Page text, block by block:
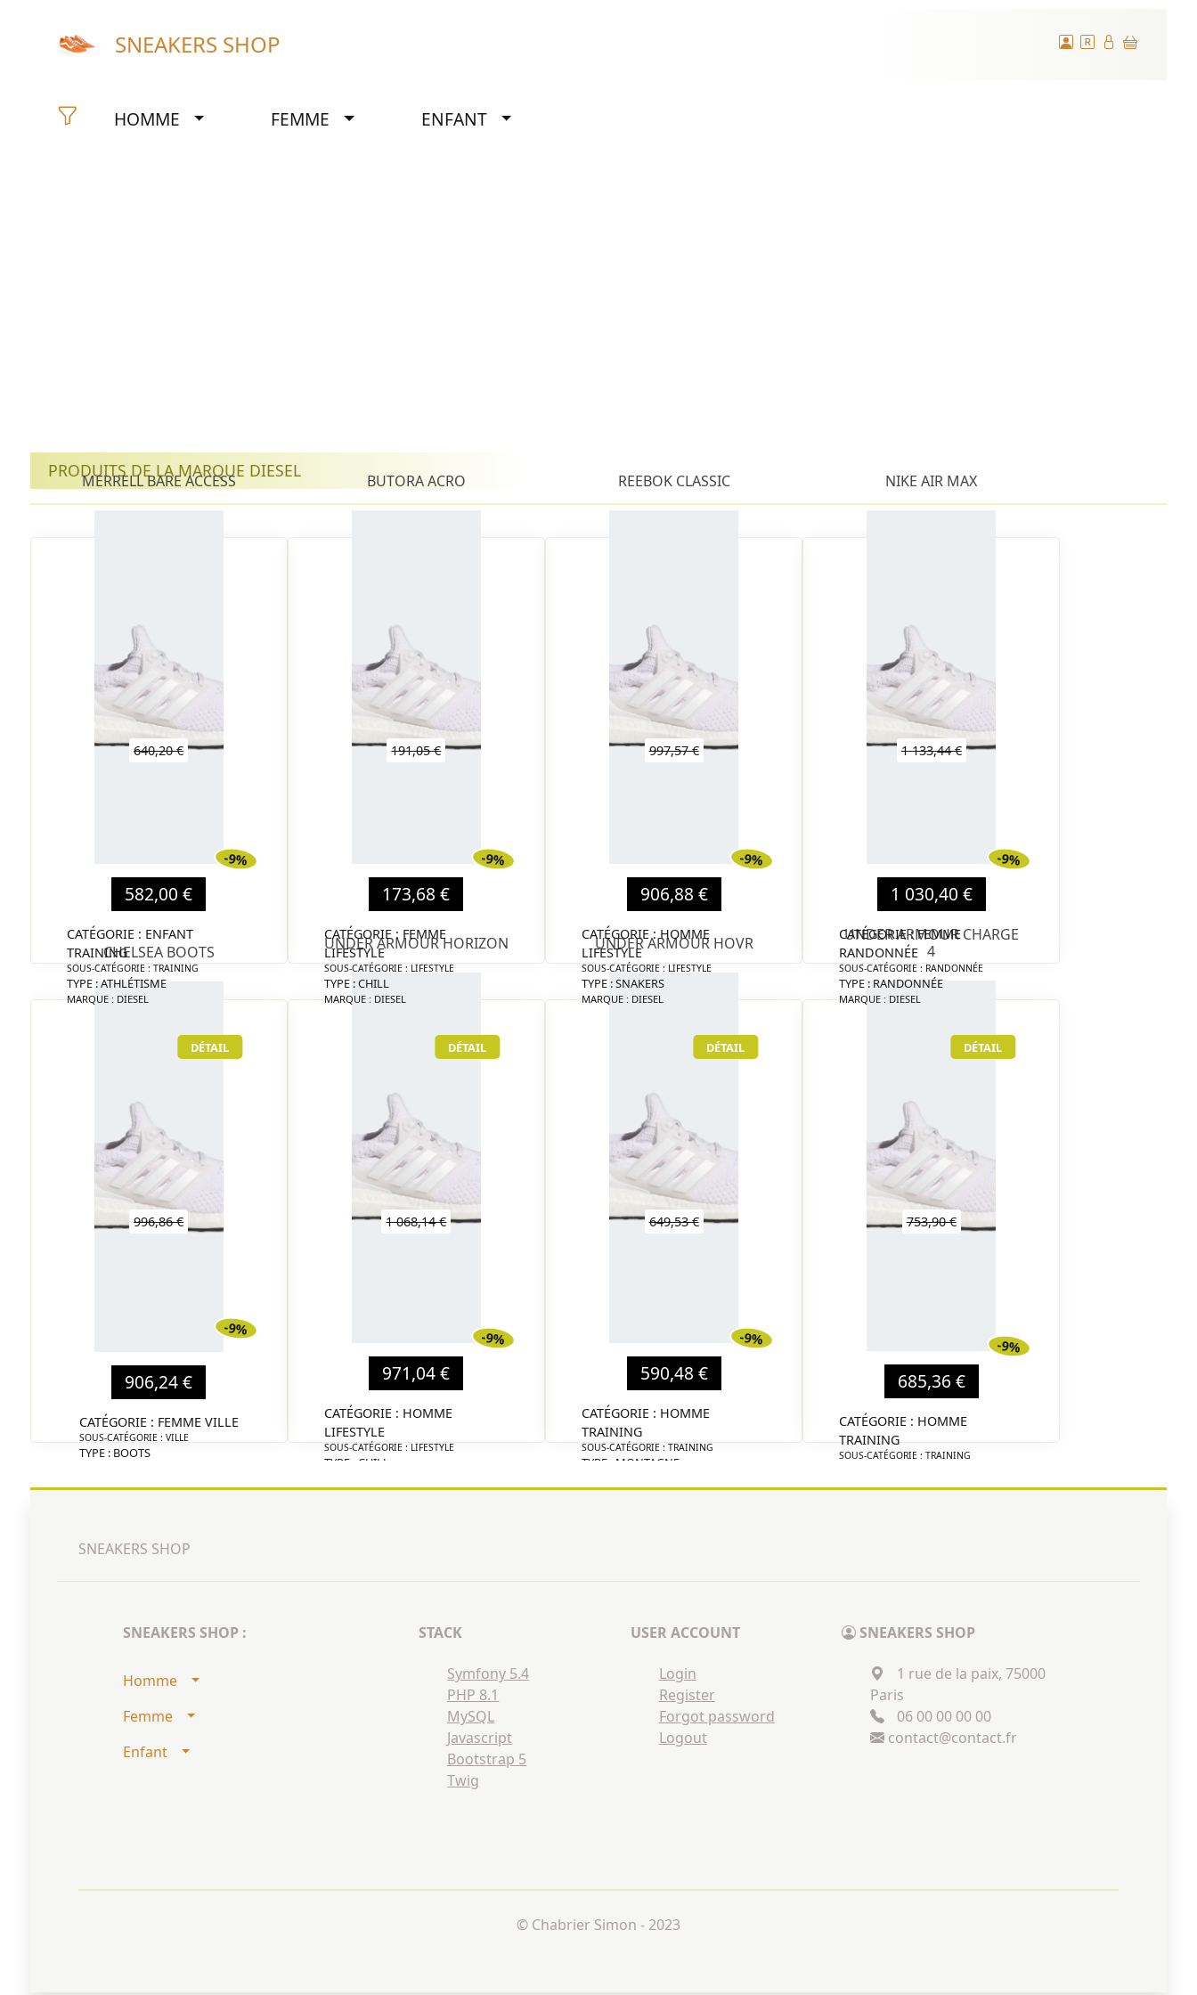
SNEAKERS SHOP
HOMME FEMME ENFANT
PRODUITS DE LA MARQUE DIESEL
MERRELL BARE ACCESS
640,20 €
582,00 €
CATÉGORIE : ENFANT
TRAINING
SOUS-CATÉGORIE : TRAINING
TYPE : ATHLÉTISME
MARQUE : DIESEL
-9%
DÉTAIL
BUTORA ACRO
191,05 €
173,68 €
CATÉGORIE : FEMME
LIFESTYLE
SOUS-CATÉGORIE : LIFESTYLE
TYPE : CHILL
MARQUE : DIESEL
-9%
DÉTAIL
REEBOK CLASSIC
997,57 €
906,88 €
CATÉGORIE : HOMME
LIFESTYLE
SOUS-CATÉGORIE : LIFESTYLE
TYPE : SNAKERS
MARQUE : DIESEL
-9%
DÉTAIL
NIKE AIR MAX
1 133,44 €
1 030,40 €
CATÉGORIE : FEMME
RANDONNÉE
SOUS-CATÉGORIE : RANDONNÉE
TYPE : RANDONNÉE
MARQUE : DIESEL
-9%
DÉTAIL
CHELSEA BOOTS
996,86 €
906,24 €
CATÉGORIE : FEMME VILLE
SOUS-CATÉGORIE : VILLE
TYPE : BOOTS
-9%
UNDER ARMOUR HORIZON
1 068,14 €
971,04 €
CATÉGORIE : HOMME
LIFESTYLE
SOUS-CATÉGORIE : LIFESTYLE
TYPE : CHILL
-9%
UNDER ARMOUR HOVR
649,53 €
590,48 €
CATÉGORIE : HOMME
TRAINING
SOUS-CATÉGORIE : TRAINING
TYPE : MONTAGNE
-9%
UNDER ARMOUR CHARGE
4
753,90 €
685,36 €
CATÉGORIE : HOMME
TRAINING
SOUS-CATÉGORIE : TRAINING
MARQUE : DIESEL
-9%
SNEAKERS SHOP
SNEAKERS SHOP :
Homme
Femme
Enfant
STACK
Symfony 5.4
PHP 8.1
MySQL
Javascript
Bootstrap 5
Twig
USER ACCOUNT
Login
Register
Forgot password
Logout
SNEAKERS SHOP
1 rue de la paix, 75000
Paris
06 00 00 00 00
contact@contact.fr
© Chabrier Simon - 2023